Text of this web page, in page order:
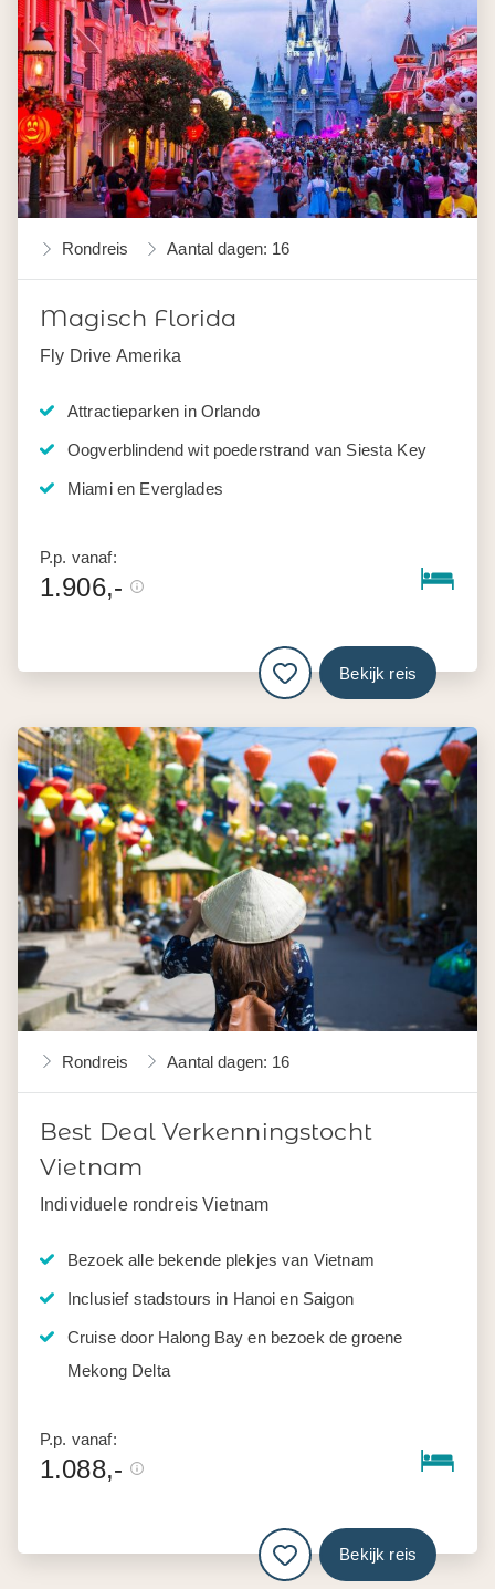
Rondreis Aantal dagen: 16
Magisch Florida
Fly Drive Amerika
Attractieparken in Orlando
Oogverblindend wit poederstrand van Siesta Key
Miami en Everglades
P.p. vanaf:
1.906,-
Bekijk reis
Rondreis Aantal dagen: 16
Best Deal Verkenningstocht
Vietnam
Individuele rondreis Vietnam
Bezoek alle bekende plekjes van Vietnam
Inclusief stadstours in Hanoi en Saigon
Cruise door Halong Bay en bezoek de groene
Mekong Delta
P.p. vanaf:
1.088,-
Bekijk reis